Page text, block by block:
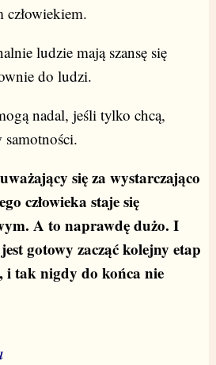
człowiekiem.
ludzie mają szansę się
do ludzi.
nadal, jeśli tylko chcą,
się za wystarczająco
człowieka staje się
A to naprawdę dużo. I
gotowy zacząć kolejny etap
i tak nigdy do końca nie